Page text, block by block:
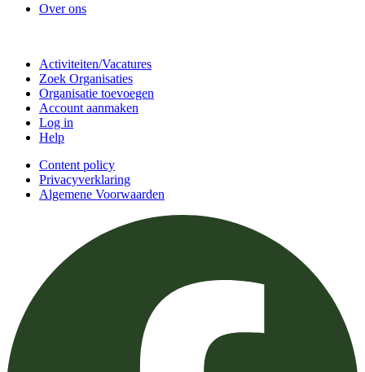
Over ons
Activiteiten/Vacatures
Zoek Organisaties
Organisatie toevoegen
Account aanmaken
Log in
Help
Content policy
Privacyverklaring
Algemene Voorwaarden